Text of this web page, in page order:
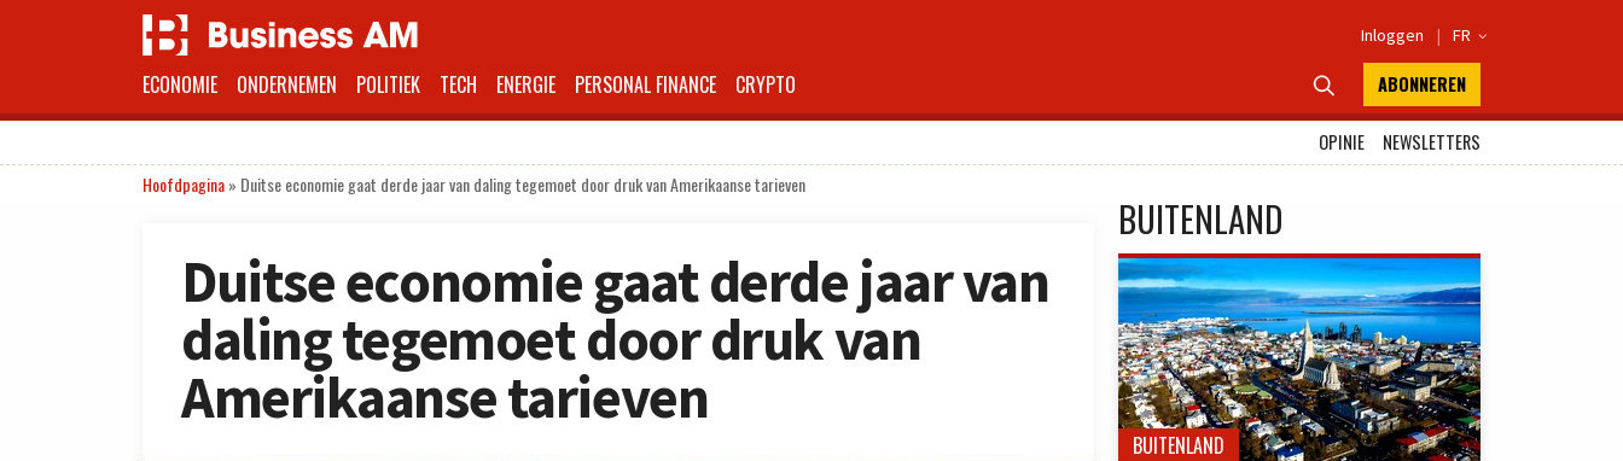
Inloggen | FR 
ECONOMIE ONDERNEMEN POLITIEK TECH ENERGIE PERSONAL FINANCE CRYPTO  ABONNEREN
OPINIE
NEWSLETTERS
Hoofdpagina» Duitse economie gaat derde jaar van daling tegemoet door druk van Amerikaanse tarieven
Duitse economie gaat derde jaar van
daling tegemoet door druk van
Amerikaanse tarieven
BUITENLAND
BUITENLAND